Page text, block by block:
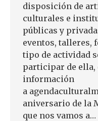
disposición de
culturales e
públicas y
eventos, talleres,
tipo de actividad
participar de
información
a
aniversario de la
que nos vamos a…